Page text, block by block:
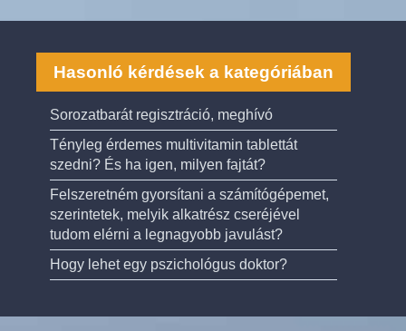
Hasonló kérdések a kategóriában
Sorozatbarát regisztráció, meghívó
Tényleg érdemes multivitamin tablettát
szedni? És ha igen, milyen fajtát?
Felszeretném gyorsítani a számítógépemet,
szerintetek, melyik alkatrész cseréjével
tudom elérni a legnagyobb javulást?
Hogy lehet egy pszichológus doktor?